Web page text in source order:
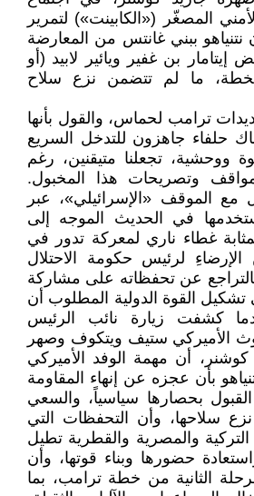
المصغّر («الكابينت») لتمرير
ببني غانتس من المعارضة
بن غفير ويائير لابيد (أو
ما لم تتضمن نزع سلاح
ترامب لحماس، والقول بأنها
حلفاء جاهزون للتدخل السريع
ووحشية، تجعلنا متيقنين، رغم
وتصريحات هذا المخبول.
مع الموقف «الإسرائيلي»، عبر
استخدمها في الحديث الموجه إلى
غطاء ناري لمعركة تدور في
لرئيس حكومة الاحتلال
بالتراجع عن تحفظاته على مشاركة
القوة الدولية المطلوب أن
كشفت زيارة نائب الرئيس
الأميركي ستيف ويتكوف وصهر
أن مهمة الوفد الأميركي
بأن عجزه عن إنهاء المقاومة
بحصارها سياسياً، والسعي
سلاحها، وأن التحفظات التي
والمصرية والقطرية تطيل
حضورها وبناء قوتها، وأن
الثانية من خطة ترامب، بما